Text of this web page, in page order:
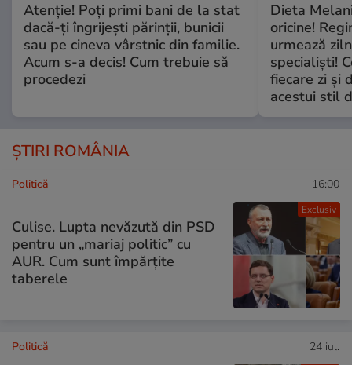
Atenție! Poți primi bani de la stat
dacă-ți îngrijești părinții, bunicii
sau pe cineva vârstnic din familie.
Acum s-a decis! Cum trebuie să
procedezi
Dieta
oricine!
urmează
specialiști!
fiecare zi și
acestui stil
ȘTIRI ROMÂNIA
Exclusiv
Politică 16:00
Culise. Lupta nevăzută din PSD
pentru un „mariaj politic” cu
AUR. Cum sunt împărțite
taberele
Politică 24 iul.